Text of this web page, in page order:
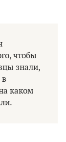
чтобы
знали,
в
каком